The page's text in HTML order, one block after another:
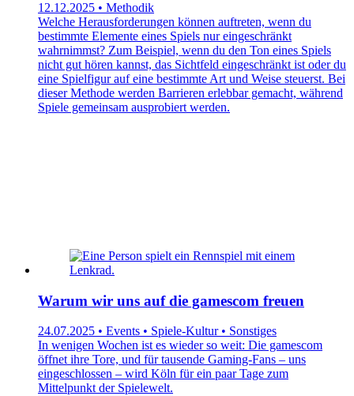
12.12.2025 • Methodik
Welche Herausforderungen können auftreten, wenn du
bestimmte Elemente eines Spiels nur eingeschränkt
wahrnimmst? Zum Beispiel, wenn du den Ton eines Spiels
nicht gut hören kannst, das Sichtfeld eingeschränkt ist oder du
eine Spielfigur auf eine bestimmte Art und Weise steuerst. Bei
dieser Methode werden Barrieren erlebbar gemacht, während
Spiele gemeinsam ausprobiert werden.
Warum wir uns auf die gamescom freuen
24.07.2025 • Events • Spiele-Kultur • Sonstiges
In wenigen Wochen ist es wieder so weit: Die gamescom
öffnet ihre Tore, und für tausende Gaming-Fans – uns
eingeschlossen – wird Köln für ein paar Tage zum
Mittelpunkt der Spielewelt.